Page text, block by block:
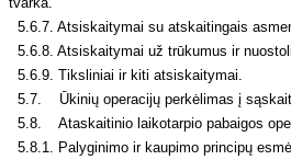
5.6.7. Atsiskaitymai su atskaitingais
5.6.8. Atsiskaitymai už trūkumus ir
5.6.9. Tiksliniai ir kiti atsiskaitymai.
5.7. Ūkinių operacijų perkėlimas į
5.8. Ataskaitinio laikotarpio pabaigos
5.8.1. Palyginimo ir kaupimo principų